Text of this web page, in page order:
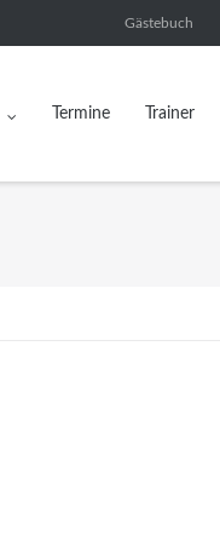
Gästebuch
Termine Trainer